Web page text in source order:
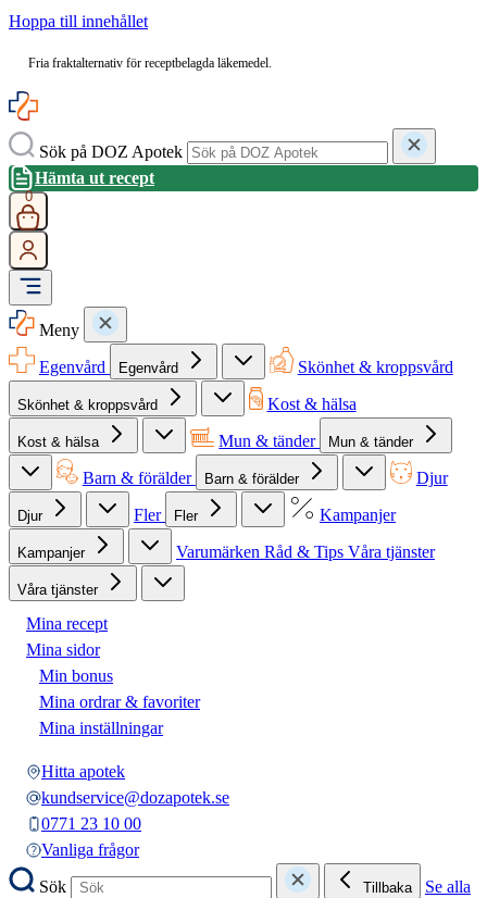
Hoppa till innehållet
Fria fraktalternativ för receptbelagda läkemedel.
Sök på DOZ Apotek
Hämta ut recept
0
Meny
Egenvård
Egenvård Skönhet & kroppsvård
Skönhet & kroppsvård Kost & hälsa
Kost & hälsa Mun & tänder Mun & tänder
Barn & förälder Barn & förälder Djur
Djur Fler Fler Kampanjer
Kampanjer Varumärken Råd & Tips Våra tjänster
Våra tjänster
Mina recept
Mina sidor
Min bonus
Mina ordrar & favoriter
Mina inställningar
Hitta apotek
kundservice@dozapotek.se
0771 23 10 00
Vanliga frågor
Sök
Tillbaka
Se alla